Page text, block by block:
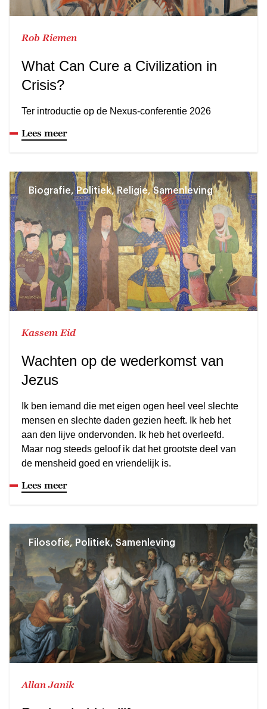
Rob Riemen
What Can Cure a Civilization in
Crisis?
Ter introductie op de Nexus-conferentie 2026
Lees meer
Biografie, Politiek, Religie, Samenleving
Kassem Eid
Wachten op de wederkomst van
Jezus
Ik ben iemand die met eigen ogen heel veel slechte
mensen en slechte daden gezien heeft. Ik heb het
aan den lijve ondervonden. Ik heb het overleefd.
Maar nog steeds geloof ik dat het grootste deel van
de mensheid goed en vriendelijk is.
Lees meer
Filosofie, Politiek, Samenleving
Allan Janik